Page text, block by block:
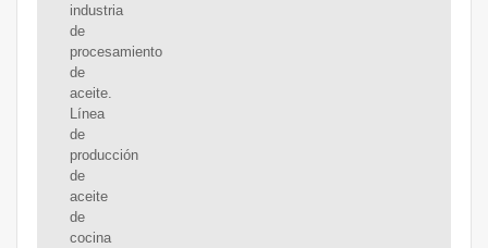
industria
de
procesamiento
de
aceite.
Línea
de
producción
de
aceite
de
cocina